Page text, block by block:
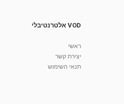
VOD אלטרנטיבלי
ראשי
יצירת קשר
תנאי השימוש